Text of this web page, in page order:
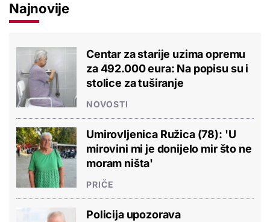
Najnovije
Centar za starije uzima opremu
za 492.000 eura: Na popisu su i
stolice za tuširanje
NOVOSTI
Umirovljenica Ružica (78): 'U
mirovini mi je donijelo mir što ne
moram ništa'
PRIČE
Policija upozorava